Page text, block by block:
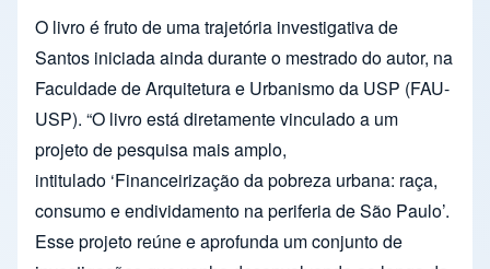
O livro é fruto de uma trajetória investigativa de
Santos iniciada ainda durante o mestrado do autor, na
Faculdade de Arquitetura e Urbanismo da USP (FAU-
USP). “O livro está diretamente vinculado a um
projeto de pesquisa mais amplo,
intitulado ‘Financeirização da pobreza urbana: raça,
consumo e endividamento na periferia de São Paulo’.
Esse projeto reúne e aprofunda um conjunto de